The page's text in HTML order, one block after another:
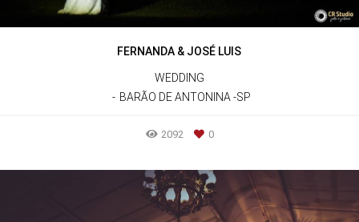
FERNANDA & JOSÉ LUIS
WEDDING
BARÃO DE ANTONINA -SP
2092 0